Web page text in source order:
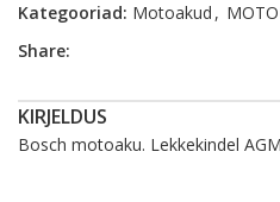
Kategooriad: Motoakud ,
Share:
KIRJELDUS
Bosch motoaku. Lekkekindel